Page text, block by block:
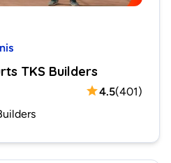
TKS Builders
4.5(401)